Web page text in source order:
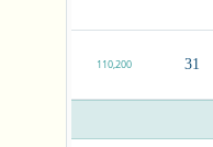
31
110,200